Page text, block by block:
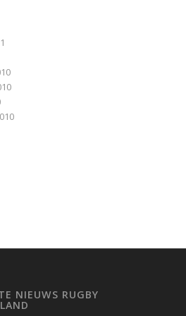
NIEUWS RUGBY